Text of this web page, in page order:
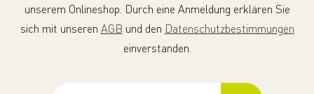
unserem Onlineshop. Durch eine Anmeldung erklären Sie
sich mit unseren AGB und den Datenschutzbestimmungen
einverstanden.